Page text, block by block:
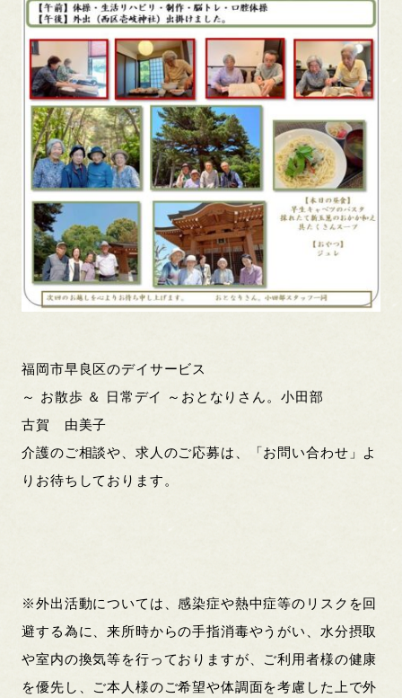
福岡市早良区のデイサービス
～ お散歩 ＆ 日常デイ ～おとなりさん。小田部
古賀 由美子
介護のご相談や、求人のご応募は、「お問い合わせ」よ
りお待ちしております。
※外出活動については、感染症や熱中症等のリスクを回
避する為に、来所時からの手指消毒やうがい、水分摂取
や室内の換気等を行っておりますが、ご利用者様の健康
を優先し、ご本人様のご希望や体調面を考慮した上で外